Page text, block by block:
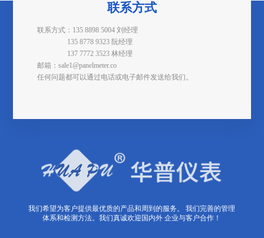
联系方式
联系方式：135 8898 5004 刘经理
135 8778 9323 阮经理
137 7772 3523 林经理
邮箱：sale1@panelmeter.co
任何问题都可以通过电话或电子邮件发送给我们。
我们希望为客户提供最优质的产品和周到的服务。 我们完善的管理
体系和检测方法。我们真诚欢迎国内外 企业与客户合作！